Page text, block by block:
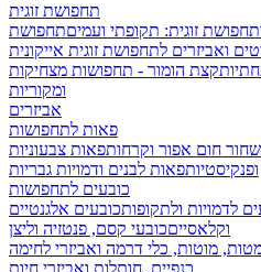
תחפושת זוגית
תחפושת זוגית: תקופתי ועמיםתחפושת
ואביזרים לתחפושת זוגית אייקונית
קצת הומור - תחפושות מצחיקות
ומקוריות
אביזרים
פאות לתחפושות
חום אפור וקרחותפאות צבעוניות
ופנקיסטיותפאות לבנים ודמויות גבריות
כובעים לתחפושות
לדמויות ולתקופותכובעים אלגנטיים
וקלאסייםכובעי קסם, פנטזיה וליצן
מוטות, כלי דרמה ואביזרי לחימה
כנפיים, חותלות ואביזרי חיות